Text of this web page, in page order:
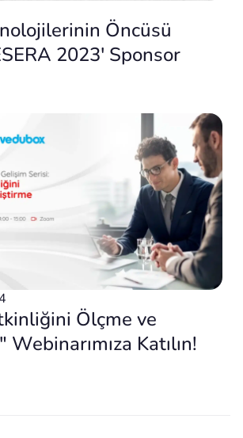
Öncüsü
2023′ Sponsor
Ölçme ve
Katılın!